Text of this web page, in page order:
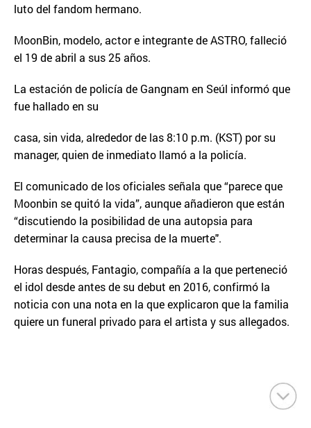
luto del fandom hermano.
MoonBin, modelo, actor e integrante de ASTRO, falleció
el 19 de abril a sus 25 años.
La estación de policía de Gangnam en Seúl informó que
fue hallado en su
casa, sin vida, alrededor de las 8:10 p.m. (KST) por su
manager, quien de inmediato llamó a la policía.
El comunicado de los oficiales señala que “parece que
Moonbin se quitó la vida”, aunque añadieron que están
“discutiendo la posibilidad de una autopsia para
determinar la causa precisa de la muerte".
Horas después, Fantagio, compañía a la que perteneció
el idol desde antes de su debut en 2016, confirmó la
noticia con una nota en la que explicaron que la familia
quiere un funeral privado para el artista y sus allegados.